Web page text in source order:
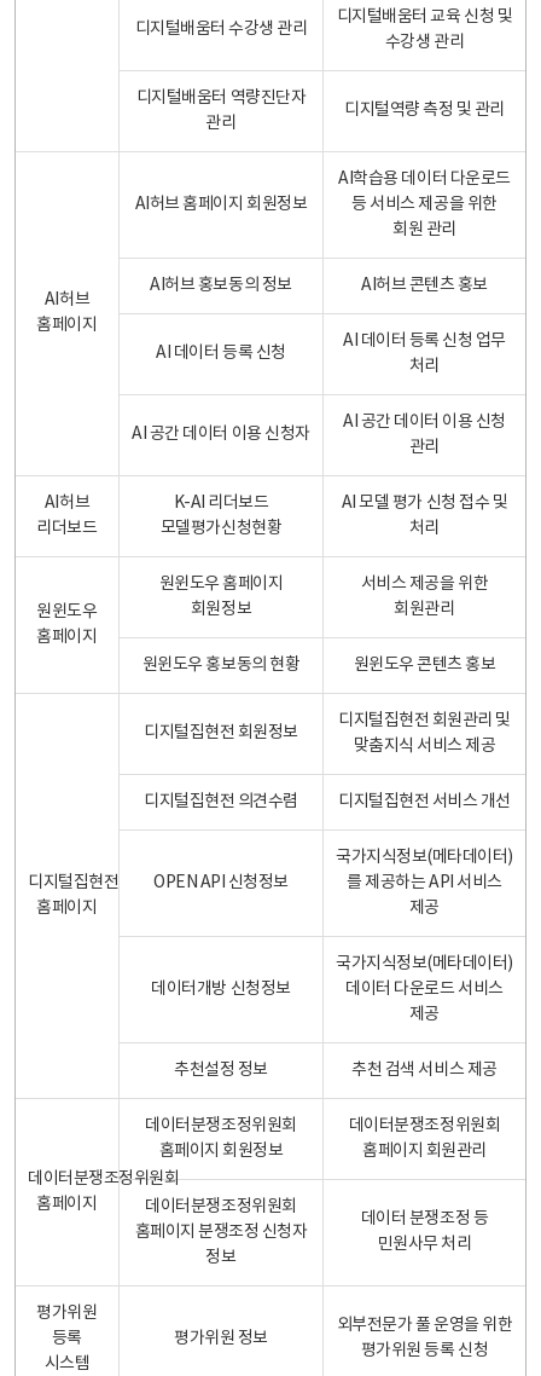
디지털배움터 수강생 관리
디지털배움터 교육 신청 및
수강생 관리
디지털배움터 역량진단자
관리
디지털역량 측정 및 관리
AI허브
홈페이지
AI허브 홈페이지 회원정보
AI학습용 데이터 다운로드
등 서비스 제공을 위한
회원 관리
AI허브 홍보동의 정보 AI허브 콘텐츠 홍보
AI 데이터 등록 신청
AI 데이터 등록 신청 업무
처리
AI 공간 데이터 이용 신청자
AI 공간 데이터 이용 신청
관리
AI허브
리더보드
K-AI 리더보드
모델평가신청현황
AI 모델 평가 신청 접수 및
처리
원윈도우
홈페이지
원윈도우 홈페이지
회원정보
서비스 제공을 위한
회원관리
원윈도우 홍보동의 현황 원윈도우 콘텐츠 홍보
디지털집현전
홈페이지
디지털집현전 회원정보
디지털집현전 회원관리 및
맞춤지식 서비스 제공
디지털집현전 의견수렴 디지털집현전 서비스 개선
OPEN API 신청정보
국가지식정보(메타데이터)
를 제공하는 API 서비스
제공
데이터개방 신청정보
국가지식정보(메타데이터)
데이터 다운로드 서비스
제공
추천설정 정보 추천 검색 서비스 제공
데이터분쟁조정위원회
홈페이지
데이터분쟁조정위원회
홈페이지 회원정보
데이터분쟁조정위원회
홈페이지 회원관리
데이터분쟁조정위원회
홈페이지 분쟁조정 신청자
정보
데이터 분쟁조정 등
민원사무 처리
평가위원
등록
시스템
평가위원 정보
외부전문가 풀 운영을 위한
평가위원 등록 신청